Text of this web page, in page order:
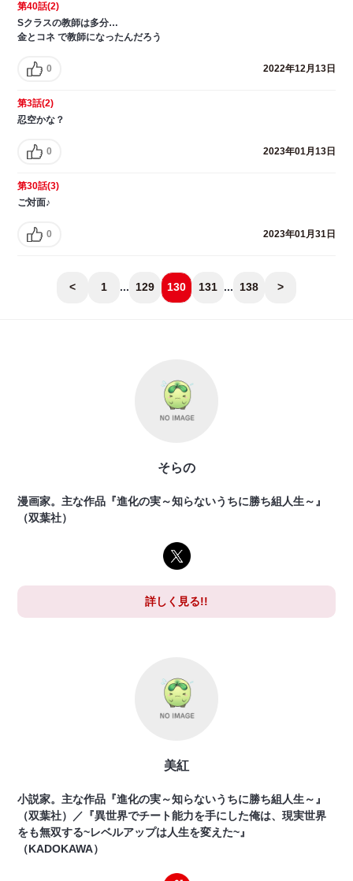
第40話(2)
Sクラスの教師は多分…
金とコネ で教師になったんだろう
0 2022年12月13日
第3話(2)
忍空かな？
0 2023年01月13日
第30話(3)
ご対面♪
0 2023年01月31日
< 1 ... 129 130 131 ... 138 >
そらの
漫画家。主な作品『進化の実～知らないうちに勝ち組人生～』
（双葉社）
詳しく見る!!
美紅
小説家。主な作品『進化の実～知らないうちに勝ち組人生～』
（双葉社）／『異世界でチート能力を手にした俺は、現実世界
をも無双する~レベルアップは人生を変えた~』
（KADOKAWA）